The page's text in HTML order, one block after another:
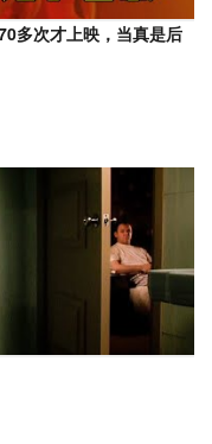
多次才上映，当真是后